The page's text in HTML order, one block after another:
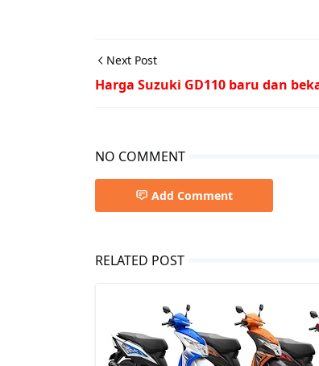
Next Post
Harga Suzuki GD110 baru dan
NO COMMENT
Add Comment
RELATED POST